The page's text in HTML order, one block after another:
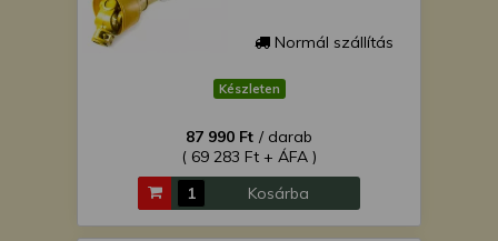
Normál szállítás
Készleten
87 990 Ft / darab
( 69 283 Ft + ÁFA )
Kosárba